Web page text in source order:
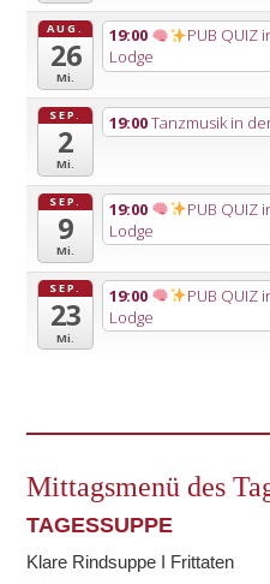
AUG.
26
Mi.
19:00 PUB QUIZ
Lodge
SEP.
2
Mi.
19:00Tanzmusik in
SEP.
9
Mi.
19:00 PUB QUIZ
Lodge
SEP.
23
Mi.
19:00 PUB QUIZ
Lodge
Mittagsmenü des
TAGESSUPPE
Klare Rindsuppe I Frittaten